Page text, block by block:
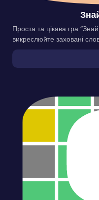
Проста та цікава гра
викреслюйте заховані